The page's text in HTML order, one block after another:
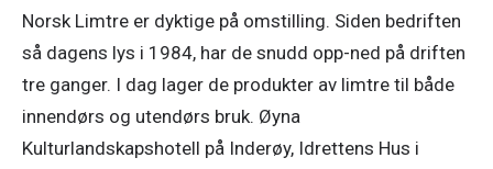
Norsk Limtre er dyktige på omstilling. Siden bedriften
så dagens lys i 1984, har de snudd opp-ned på driften
tre ganger. I dag lager de produkter av limtre til både
innendørs og utendørs bruk. Øyna
Kulturlandskapshotell på Inderøy, Idrettens Hus i